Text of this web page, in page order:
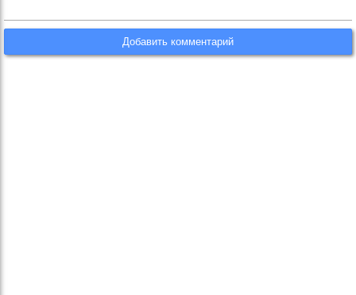
Добавить комментарий